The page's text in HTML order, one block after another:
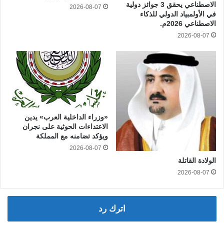
الاصطناعي يحقق 3 جوائز دولية
في الأولمبياد الدولي للذكاء
الاصطناعي 2026م.
2026-08-07
2026-08-07
الولادة القاتلة
2026-08-07
«وزراء الداخلية العرب» يدين
الاعتداءات الحوثية على نجران
ويؤكد تضامنه مع المملكة
2026-08-07
اترك رد